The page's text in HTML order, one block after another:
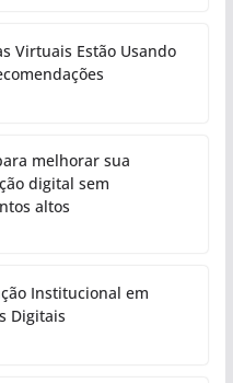
Virtuais Estão Usando
melhorar sua
digital sem
altos
Institucional em
Digitais